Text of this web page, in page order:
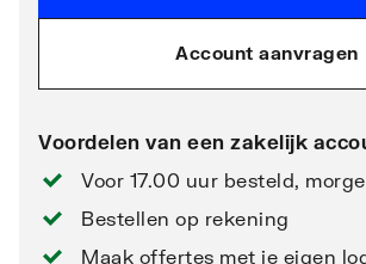
Account aanvragen
Voordelen van een zakelijk
Voor 17.00 uur besteld,
Bestellen op rekening
Maak offertes met je eigen